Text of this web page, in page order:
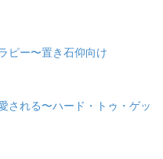
ピー〜置き石仰向け
される〜ハード・トゥ・ゲッ